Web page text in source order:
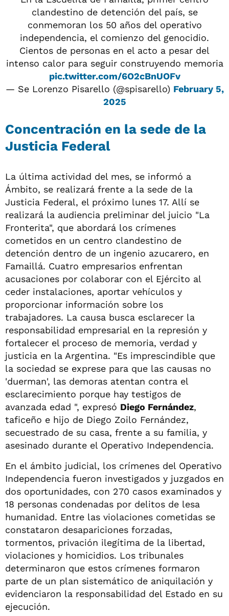
clandestino de detención del país, se
conmemoran los 50 años del operativo
independencia, el comienzo del genocidio.
Cientos de personas en el acto a pesar del
intenso calor para seguir construyendo memoria
pic.twitter.com/6O2cBnUOFv
— Se Lorenzo Pisarello (@spisarello) February 5,
2025
Concentración en la sede de la
Justicia Federal
La última actividad del mes, se informó a
Ámbito, se realizará frente a la sede de la
Justicia Federal, el próximo lunes 17. Allí se
realizará la audiencia preliminar del juicio "La
Fronterita", que abordará los crímenes
cometidos en un centro clandestino de
detención dentro de un ingenio azucarero, en
Famaillá. Cuatro empresarios enfrentan
acusaciones por colaborar con el Ejército al
ceder instalaciones, aportar vehículos y
proporcionar información sobre los
trabajadores. La causa busca esclarecer la
responsabilidad empresarial en la represión y
fortalecer el proceso de memoria, verdad y
justicia en la Argentina. "Es imprescindible que
la sociedad se exprese para que las causas no
'duerman', las demoras atentan contra el
esclarecimiento porque hay testigos de
avanzada edad ", expresó Diego Fernández,
taficeño e hijo de Diego Zoilo Fernández,
secuestrado de su casa, frente a su familia, y
asesinado durante el Operativo Independencia.
En el ámbito judicial, los crímenes del Operativo
Independencia fueron investigados y juzgados en
dos oportunidades, con 270 casos examinados y
18 personas condenadas por delitos de lesa
humanidad. Entre las violaciones cometidas se
constataron desapariciones forzadas,
tormentos, privación ilegítima de la libertad,
violaciones y homicidios. Los tribunales
determinaron que estos crímenes formaron
parte de un plan sistemático de aniquilación y
evidenciaron la responsabilidad del Estado en su
ejecución.